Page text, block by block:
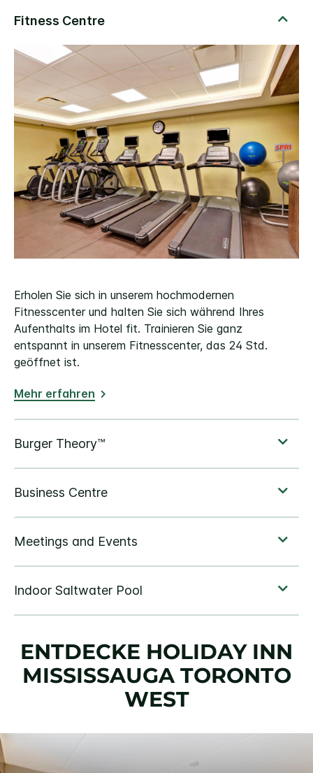
Erholen Sie sich in unserem hochmodernen
Fitnesscenter und halten Sie sich während Ihres
Aufenthalts im Hotel fit. Trainieren Sie ganz
entspannt in unserem Fitnesscenter, das 24 Std.
geöffnet ist.
Mehr erfahren
ENTDECKE HOLIDAY INN
MISSISSAUGA TORONTO
WEST